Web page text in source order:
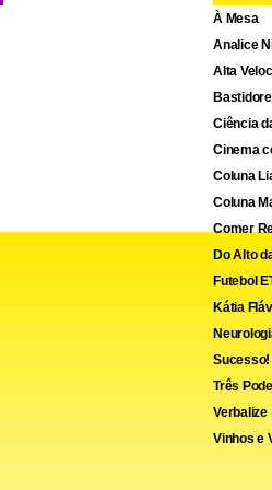
Share
À Mesa
Analice
Alta
Ciência
Cinema
Coluna
Coluna
Comer
Do Alto
Futebol
Kátia
Sucesso!
Três
Verbalize
Vinhos e